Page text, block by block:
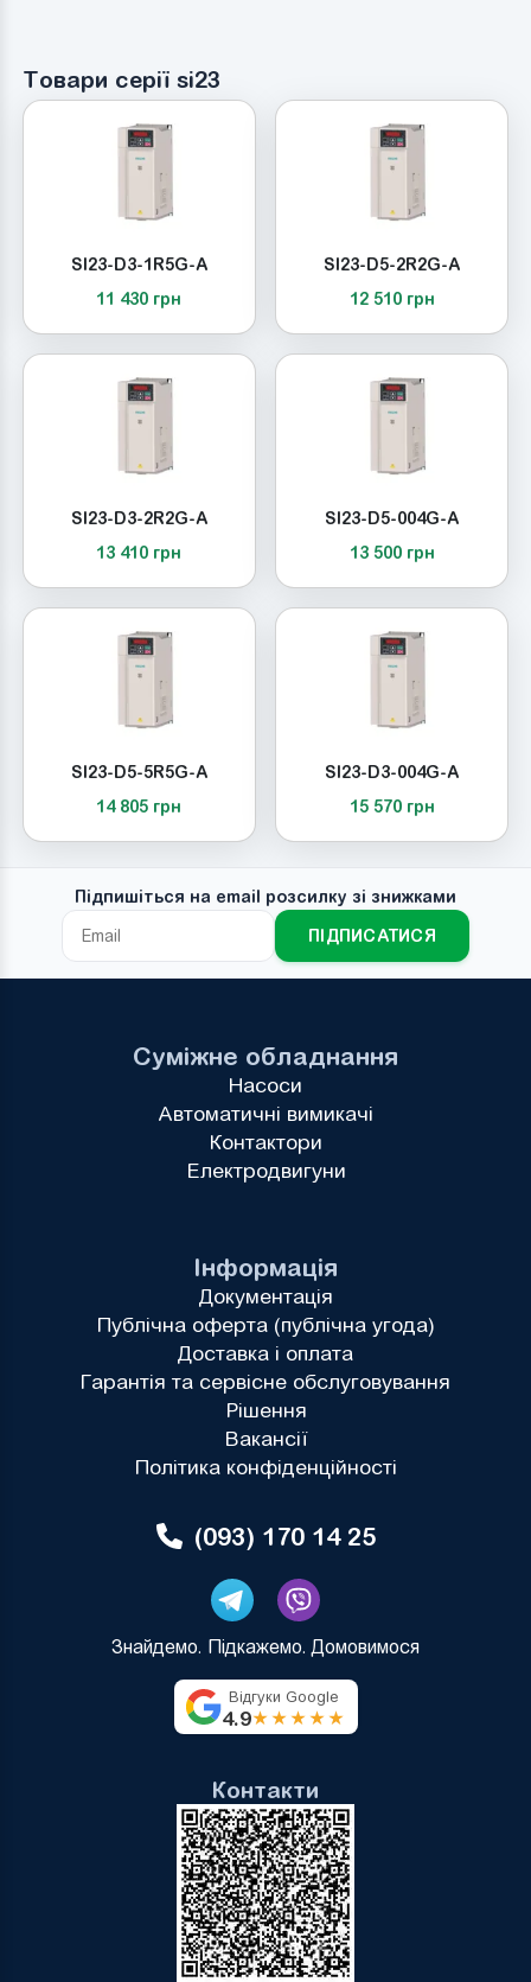
Товари серії si23
SI23-D3-1R5G-A
11 430 грн
SI23-D5-2R2G-A
12 510 грн
SI23-D3-2R2G-A
13 410 грн
SI23-D5-004G-A
13 500 грн
SI23-D5-5R5G-A
14 805 грн
SI23-D3-004G-A
15 570 грн
Підпишіться на email розсилку зі знижками
ПІДПИСАТИСЯ
Інформація
Документація
Публічна оферта (публічна угода)
Доставка і оплата
Гарантія та сервісне обслуговування
Рішення
Вакансії
Політика конфіденційності
Суміжне обладнання
Насоси
Автоматичні вимикачі
Контактори
Електродвигуни
(093) 170 14 25
Знайдемо. Підкажемо. Домовимося
Відгуки Google
4.9★★★★★
Контакти